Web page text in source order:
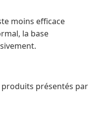
moins efficace
la base
produits présentés par